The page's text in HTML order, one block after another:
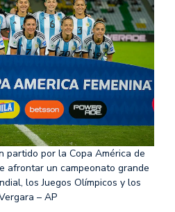
partido por la Copa América de
afrontar un campeonato grande
los Juegos Olímpicos y los
– AP